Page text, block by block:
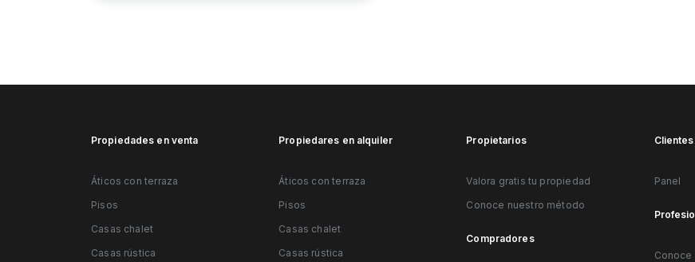
Propiedades en venta
Áticos con terraza
Pisos
Casas chalet
Casas rústica
Propiedares en alquiler
Áticos con terraza
Pisos
Casas chalet
Casas rústica
Propietarios
Valora gratis tu propiedad
Conoce nuestro método
Compradores
Clientes
Panel